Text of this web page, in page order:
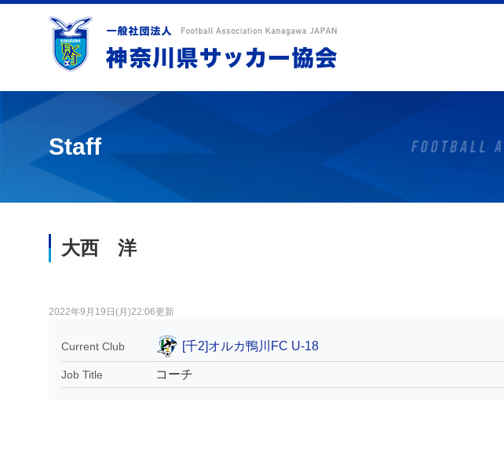
Staff
大西 洋
2022年9月19日(月)22:06更新
Current Club [千2]オルカ鴨川FC U-18
Job Title コーチ